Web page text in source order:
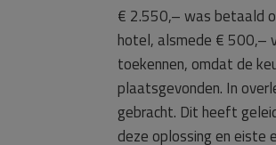
€ 2.550,– was betaald
hotel, alsmede € 500,–
toekennen, omdat de
plaatsgevonden. In
gebracht. Dit heeft
deze oplossing en